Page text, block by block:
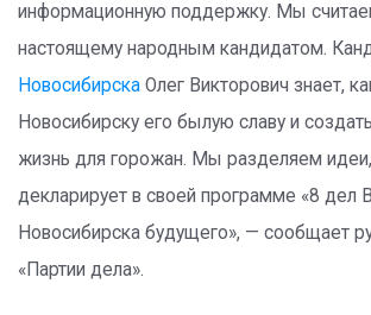
информационную поддержку. Мы
настоящему народным кандидатом.
Новосибирска Олег Викторович знает,
Новосибирску его былую славу и
жизнь для горожан. Мы разделяем
декларирует в своей программе «8 дел
Новосибирска будущего», — сообщает
«Партии дела».